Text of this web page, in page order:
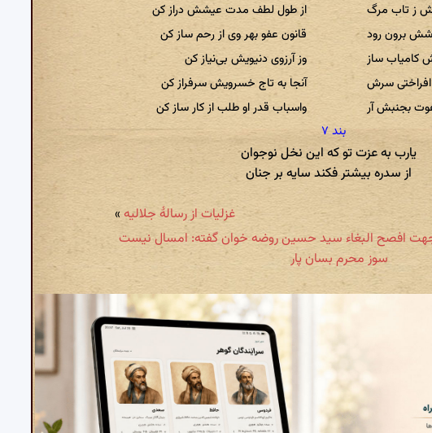
ز تاب مرگ
از طول لطف مدت عیشش دراز کن
برون رود
قانون عفو بهر وی از رحم ساز کن
کامیاب ساز
وز آرزوی دنیویش بی‌نیاز کن
افراختی سرش
آنجا به تاج خسرویش سرفراز کن
بجنبش آر
واسباب قدر او طلب از کار ساز کن
یارب به عزت تو که این نخل نوجوان
از سدره بیشتر فکند سایه بر جنان
غزلیات از رسالهٔ جلالیه»
را جهت افصح البغاء سید حسین روضه خوان گفته: امسال نیست
سوز محرم بسان پار